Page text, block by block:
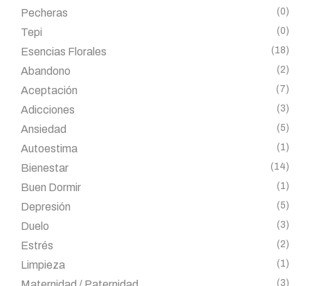
Pecheras (0)
Tepi (0)
Esencias Florales (18)
Abandono (2)
Aceptación (7)
Adicciones (3)
Ansiedad (5)
Autoestima (1)
Bienestar (14)
Buen Dormir (1)
Depresión (5)
Duelo (3)
Estrés (2)
Limpieza (1)
(3)